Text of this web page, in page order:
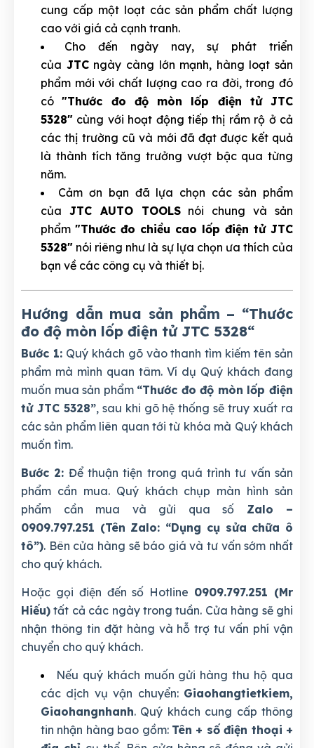
cung cấp một loạt các sản phẩm chất lượng
cao với giá cả cạnh tranh.
Cho đến ngày nay, sự phát triển
của JTCngày càng lớn mạnh, hàng loạt sản
phẩm mới với chất lượng cao ra đời, trong đó
có"Thước đo độ mòn lốp điện tử JTC
5328" cùng với hoạt động tiếp thị rầm rộ ở cả
các thị trường cũ và mới đã đạt được kết quả
là thành tích tăng trưởng vượt bậc qua từng
năm.
Cảm ơn bạn đã lựa chọn các sản phẩm
của JTC AUTO TOOLSnói chung và sản
phẩm "Thước đo chiều cao lốp điện tử JTC
5328" nói riêng như là sự lựa chọn ưa thích của
bạn về các công cụ và thiết bị.
Hướng dẫn mua sản phẩm – “Thước
đo độ mòn lốp điện tử JTC 5328“
Bước 1:Quý khách gõ vào thanh tìm kiếm tên sản
phẩm mà mình quan tâm. Ví dụ Quý khách đang
muốn mua sản phẩm “Thước đo độ mòn lốp điện
tử JTC 5328”, sau khi gõ hệ thống sẽ truy xuất ra
các sản phẩm liên quan tới từ khóa mà Quý khách
muốn tìm.
Bước 2: Để thuận tiện trong quá trình tư vấn sản
phẩm cần mua. Quý khách chụp màn hình sản
phẩm cần mua và gửi qua số Zalo –
0909.797.251 (Tên Zalo: “Dụng cụ sửa chữa ô
tô”). Bên cửa hàng sẽ báo giá và tư vấn sớm nhất
cho quý khách.
Hoặc gọi điện đến số Hotline 0909.797.251 (Mr
Hiếu) tất cả các ngày trong tuần. Cửa hàng sẽ ghi
nhận thông tin đặt hàng và hỗ trợ tư vấn phí vận
chuyển cho quý khách.
Nếu quý khách muốn gửi hàng thu hộ qua
các dịch vụ vận chuyển: Giaohangtietkiem,
Giaohangnhanh. Quý khách cung cấp thông
tin nhận hàng bao gồm: Tên + số điện thoại +